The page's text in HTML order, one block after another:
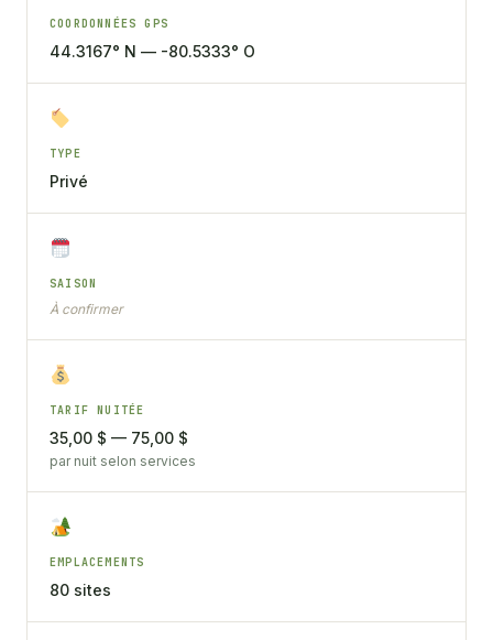
COORDONNÉES GPS
44.3167° N — -80.5333° O
TYPE
Privé
SAISON
À confirmer
TARIF NUITÉE
35,00 $ — 75,00 $
par nuit selon services
EMPLACEMENTS
80 sites